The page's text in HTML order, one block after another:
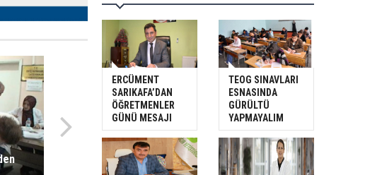
ERCÜMENT
SARIKAFA’DAN
ÖĞRETMENLER
GÜNÜ MESAJI
TEOG SINAVLARI
ESNASINDA
GÜRÜLTÜ
YAPMAYALIM